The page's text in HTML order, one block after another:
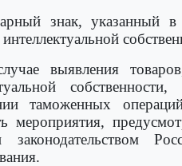
знак, указанный
выявления
таможенных
мероприятия,